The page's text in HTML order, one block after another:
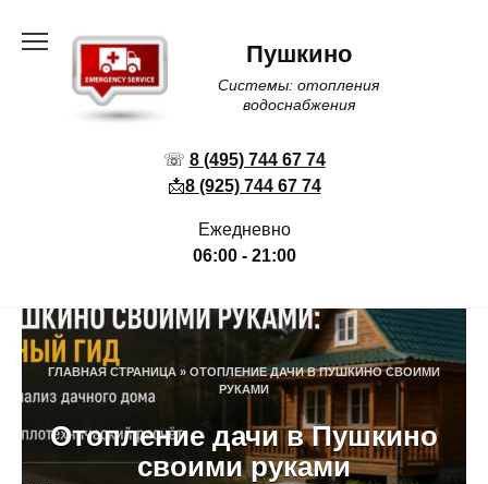
содержанию
Пушкино
Системы: отопления
водоснабжения
☏ 8 (495) 744 67 74
📩8 (925) 744 67 74
Ежедневно
06:00 - 21:00
ГЛАВНАЯ СТРАНИЦА » ОТОПЛЕНИЕ ДАЧИ В ПУШКИНО СВОИМИ
РУКАМИ
Отопление дачи в Пушкино
своими руками